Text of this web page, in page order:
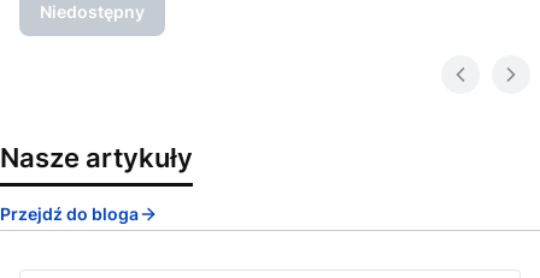
Niedostępny
Nasze artykuły
Przejdź do bloga